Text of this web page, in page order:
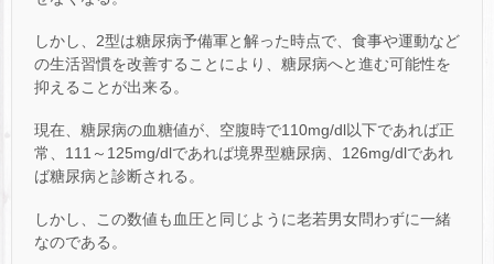
しかし、2型は糖尿病予備軍と解った時点で、食事や運動など
の生活習慣を改善することにより、糖尿病へと進む可能性を
抑えることが出来る。
現在、糖尿病の血糖値が、空腹時で110mg/dl以下であれば正
常、111～125mg/dlであれば境界型糖尿病、126mg/dlであれ
ば糖尿病と診断される。
しかし、この数値も血圧と同じように老若男女問わずに一緒
なのである。